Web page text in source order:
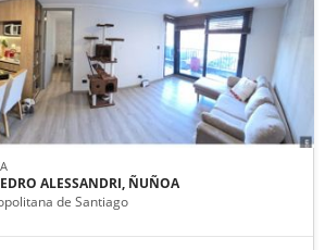
ALESSANDRI, ÑUÑOA
de Santiago